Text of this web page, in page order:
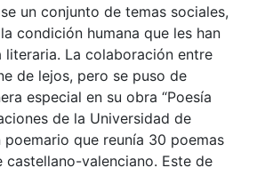
un conjunto de temas sociales,
condición humana que les han
literaria. La colaboración entre
de lejos, pero se puso de
especial en su obra “Poesía
de la Universidad de
poemario que reunía 30 poemas
castellano-valenciano. Este de